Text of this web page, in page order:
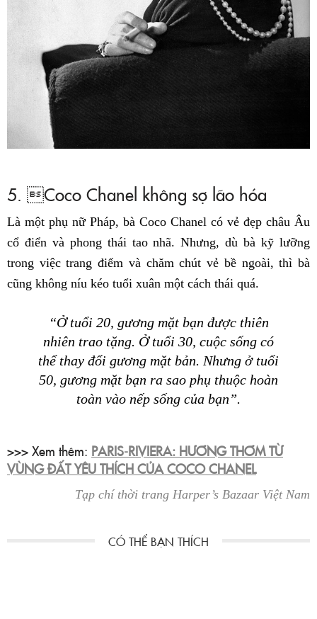
5. Coco Chanel không sợ lão hóa
Là một phụ nữ Pháp, bà Coco Chanel có vẻ đẹp châu Âu
cổ điển và phong thái tao nhã. Nhưng, dù bà kỹ lưỡng
trong việc trang điểm và chăm chút vẻ bề ngoài, thì bà
cũng không níu kéo tuổi xuân một cách thái quá.
“Ở tuổi 20, gương mặt bạn được thiên
nhiên trao tặng. Ở tuổi 30, cuộc sống có
thể thay đổi gương mặt bản. Nhưng ở tuổi
50, gương mặt bạn ra sao phụ thuộc hoàn
toàn vào nếp sống của bạn”.
>>> Xem thêm: PARIS-RIVIERA: HƯƠNG THƠM TỪ
VÙNG ĐẤT YÊU THÍCH CỦA COCO CHANEL
Tạp chí thời trang Harper’s Bazaar Việt Nam